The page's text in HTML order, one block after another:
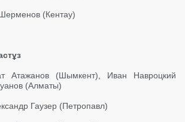
(Кентау)
Атажанов (Шымкент), Иван Навроцкий
(Алматы)
Гаузер (Петропавл)